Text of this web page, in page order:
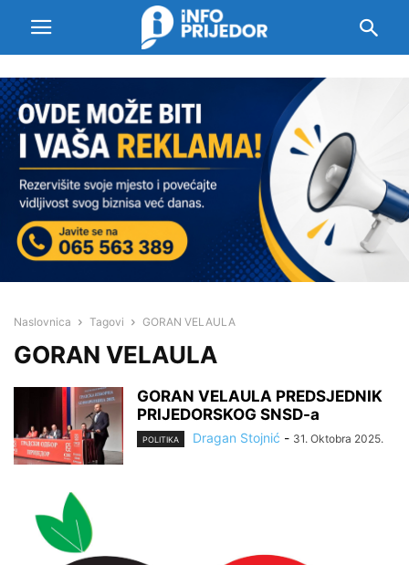
Naslovnica Tagovi GORAN VELAULA
GORAN VELAULA
GORAN VELAULA PREDSJEDNIK
PRIJEDORSKOG SNSD-a
POLITIKA Dragan Stojnić - 31. Oktobra 2025.